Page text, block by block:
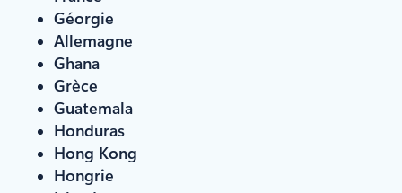
Géorgie
Allemagne
Ghana
Grèce
Guatemala
Honduras
Hong Kong
Hongrie